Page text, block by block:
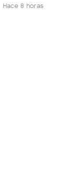
Hace 8 horas